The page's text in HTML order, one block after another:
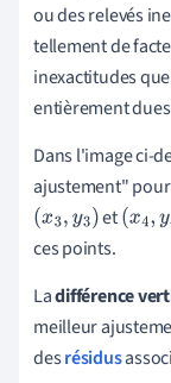
ou des relevés
tellement de
inexactitudes
entièrement
Dans l'image ci-
ajustement"
(x3,y3) et(x4,y4)
ces points.
Ladifférence
meilleur
desrésidus